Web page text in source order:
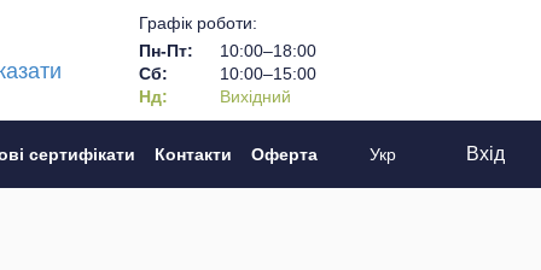
Графік роботи:
Пн-Пт:
10:00–18:00
Сб:
10:00–15:00
Нд:
Вихідний
сертифікати Контакти Оферта Укр Вхід